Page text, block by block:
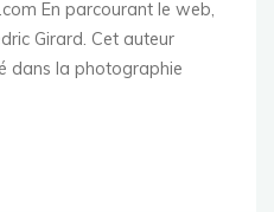
En parcourant le web,
Girard. Cet auteur
dans la photographie